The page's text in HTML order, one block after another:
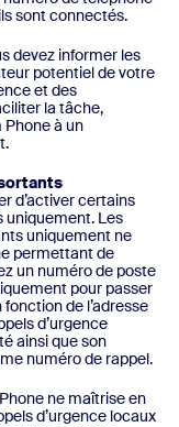
sont connectés.
devez informer les
potentiel de votre
et des
la tâche,
à un
d’activer certains
uniquement. Les
uniquement ne
permettant de
un numéro de poste
pour passer
fonction de l’adresse
d’urgence
ainsi que son
numéro de rappel.
ne maîtrise en
d’urgence locaux